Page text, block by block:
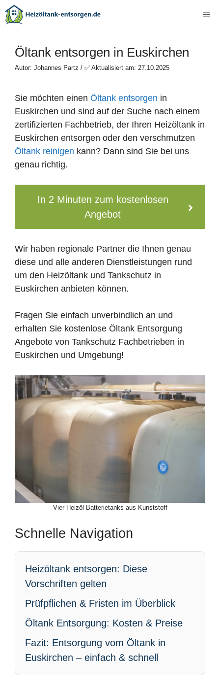
Zum
Inhalt
Öltank entsorgen in Euskirchen
Autor: Johannes Partz / ✅ Aktualisiert am: 27.10.2025
Sie möchten einen Öltank entsorgen in
Euskirchen und sind auf der Suche nach einem
zertifizierten Fachbetrieb, der Ihren Heizöltank in
Euskirchen entsorgen oder den verschmutzen
Öltank reinigen kann? Dann sind Sie bei uns
genau richtig.
In 2 Minuten zum kostenlosen
Angebot
Wir haben regionale Partner die Ihnen genau
diese und alle anderen Dienstleistungen rund
um den Heizöltank und Tankschutz in
Euskirchen anbieten können.
Fragen Sie einfach unverbindlich an und
erhalten Sie kostenlose Öltank Entsorgung
Angebote von Tankschutz Fachbetrieben in
Euskirchen und Umgebung!
Vier Heizöl Batterietanks aus Kunststoff
Schnelle Navigation
Heizöltank entsorgen: Diese
Vorschriften gelten
Prüfpflichen & Fristen im Überblick
Öltank Entsorgung: Kosten & Preise
Fazit: Entsorgung vom Öltank in
Euskirchen – einfach & schnell